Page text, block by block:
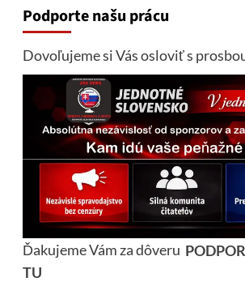
Podporte našu prácu
Dovoľujeme si Vás osloviť s
Ďakujeme Vám za dôveru
TU